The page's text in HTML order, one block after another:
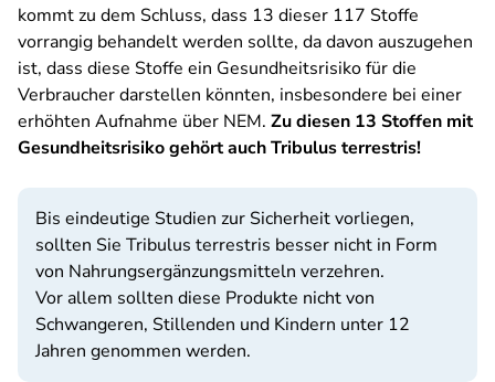
kommt zu dem Schluss, dass 13 dieser 117 Stoffe
vorrangig behandelt werden sollte, da davon auszugehen
ist, dass diese Stoffe ein Gesundheitsrisiko für die
Verbraucher darstellen könnten, insbesondere bei einer
erhöhten Aufnahme über NEM. Zu diesen 13 Stoffen mit
Gesundheitsrisiko gehört auch Tribulus terrestris!
Bis eindeutige Studien zur Sicherheit vorliegen,
sollten Sie Tribulus terrestris besser nicht in Form
von Nahrungsergänzungsmitteln verzehren.
Vor allem sollten diese Produkte nicht von
Schwangeren, Stillenden und Kindern unter 12
Jahren genommen werden.